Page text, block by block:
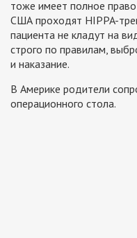
тоже имеет полное
США проходят HIPPA-
пациента не кладут на
строго по правилам,
и наказание.
В Америке родители
операционного стола.